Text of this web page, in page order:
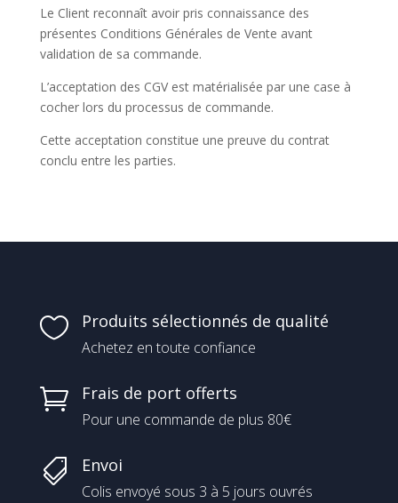
Le Client reconnaît avoir pris connaissance des
présentes Conditions Générales de Vente avant
validation de sa commande.
L’acceptation des CGV est matérialisée par une case à
cocher lors du processus de commande.
Cette acceptation constitue une preuve du contrat
conclu entre les parties.
 Produits sélectionnés de qualité
Achetez en toute confiance
 Frais de port offerts
Pour une commande de plus 80€
 Envoi
Colis envoyé sous 3 à 5 jours ouvrés